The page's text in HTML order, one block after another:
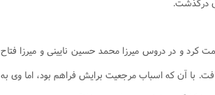
جهان گشود. در سال 1337 به نجف عزیمت کرد و در دروس میرزا محمد حسین نایینی و میرزا فتاح
با آن که اسباب مرجعیت برایش فراهم بود، اما وی به